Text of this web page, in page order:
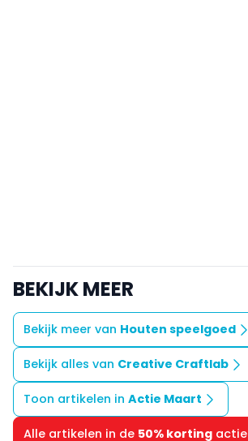
BEKIJK MEER
Bekijk meer van Houten speelgoed
Bekijk alles van Creative Craftlab
Toon artikelen in Actie Maart
Alle artikelen in de 50% korting actie